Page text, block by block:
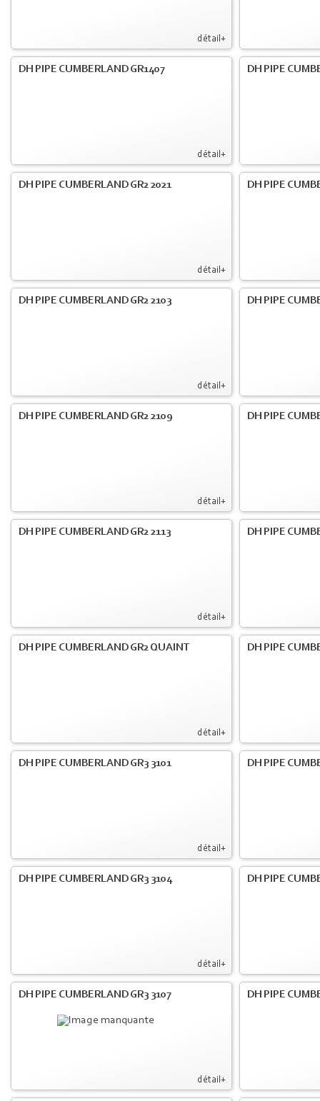
détail+
détail+
DH PIPE CUMBERLAND GR1407 DH PIPE
détail+
DH PIPE CUMBERLAND GR2 2021 DH PIPE
détail+
DH PIPE CUMBERLAND GR2 2103 DH PIPE
détail+
DH PIPE CUMBERLAND GR2 2109 DH PIPE
détail+
DH PIPE CUMBERLAND GR2 2113 DH PIPE
détail+
DH PIPE CUMBERLAND GR2 QUAINT DH PIPE
détail+
DH PIPE CUMBERLAND GR3 3101 DH PIPE
détail+
DH PIPE CUMBERLAND GR3 3104 DH PIPE
détail+
DH PIPE CUMBERLAND GR3 3107 DH PIPE